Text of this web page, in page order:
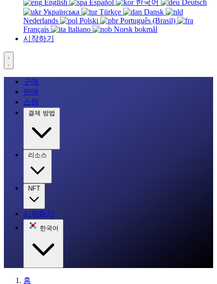
English Español 한국어
Deutsch
Українська
Türkçe
Dansk
Nederlands
Polski
Português (Brasil)
Français
Italiano
Norsk bokmål
시작하기
구매
판매
스왑
결제 방법
리소스
NFT
시작하기
한국어
홈